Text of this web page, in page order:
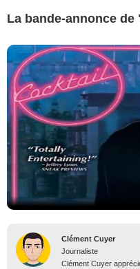
La bande-annonce
Clément Cuyer
Journaliste
Clément Cuyer